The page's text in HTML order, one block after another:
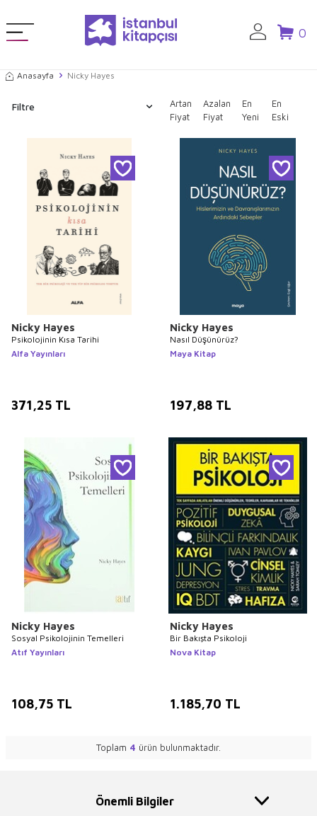
0
Anasayfa Nicky Hayes
Filtre
Artan
Fiyat
Azalan
Fiyat
En
Yeni
En
Eski
Nicky Hayes
Psikolojinin Kısa Tarihi
Alfa Yayınları
371,25 TL
Nicky Hayes
Nasıl Düşünürüz?
Maya Kitap
197,88 TL
Nicky Hayes
Sosyal Psikolojinin Temelleri
Atıf Yayınları
108,75 TL
Nicky Hayes
Bir Bakışta Psikoloji
Nova Kitap
1.185,70 TL
Toplam 4 ürün bulunmaktadır.
Önemli Bilgiler